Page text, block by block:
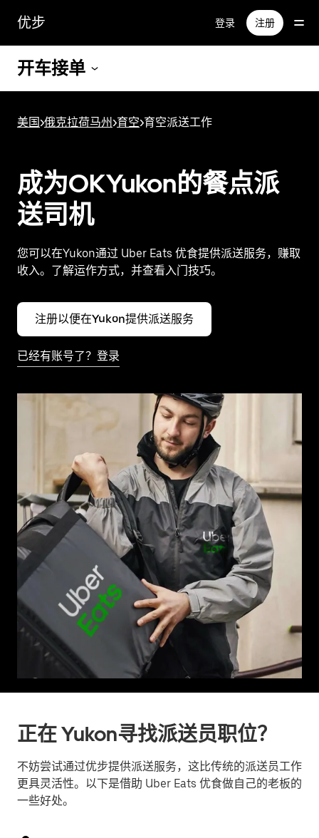
容
优步 登录 注册
开车接单
美国>俄克拉荷马州>育空>育空派送工作
成为OKYukon的餐点派
送司机
您可以在Yukon通过 Uber Eats 优食提供派送服务，赚取
收入。了解运作方式，并查看入门技巧。
注册以便在Yukon提供派送服务
已经有账号了？登录
正在 Yukon寻找派送员职位？
不妨尝试通过优步提供派送服务，这比传统的派送员工作
更具灵活性。以下是借助 Uber Eats 优食做自己的老板的
一些好处。